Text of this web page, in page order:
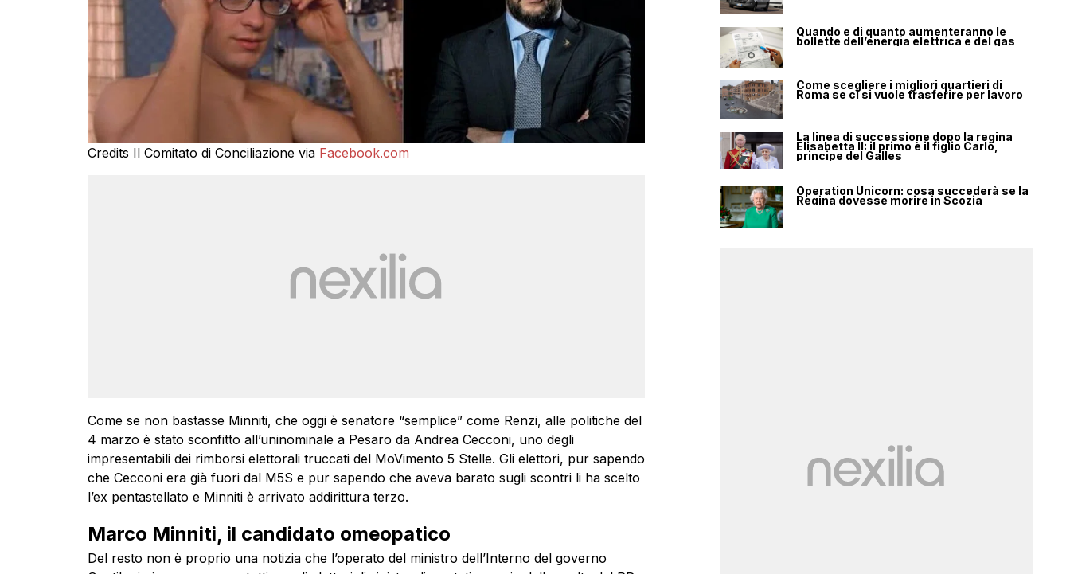
Credits Il Comitato di Conciliazione via Facebook.com
Come se non bastasse Minniti, che oggi è senatore “semplice” come Renzi, alle politiche del
4 marzo è stato sconfitto all’uninominale a Pesaro da Andrea Cecconi, uno degli
impresentabili dei rimborsi elettorali truccati del MoVimento 5 Stelle. Gli elettori, pur sapendo
che Cecconi era già fuori dal M5S e pur sapendo che aveva barato sugli scontri li ha scelto
l’ex pentastellato e Minniti è arrivato addirittura terzo.
Marco Minniti, il candidato omeopatico
Del resto non è proprio una notizia che l’operato del ministro dell’Interno del governo
Quando e di quanto aumenteranno le
bollette dell’energia elettrica e del gas
Come scegliere i migliori quartieri di
Roma se ci si vuole trasferire per lavoro
La linea di successione dopo la regina
Elisabetta II: il primo è il figlio Carlo,
principe del Galles
Operation Unicorn: cosa succederà se la
Regina dovesse morire in Scozia